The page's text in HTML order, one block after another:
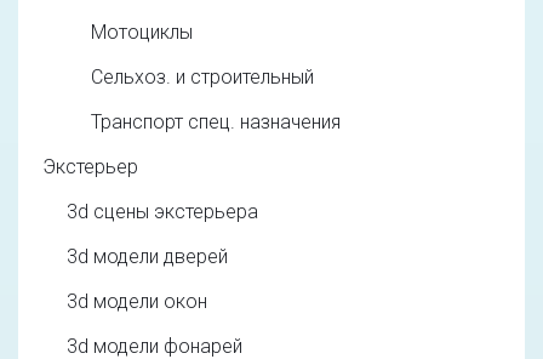
Мотоциклы
Сельхоз. и строительный
Транспорт спец. назначения
Экстерьер
3d cцены экстерьера
3d модели дверей
3d модели окон
3d модели фонарей